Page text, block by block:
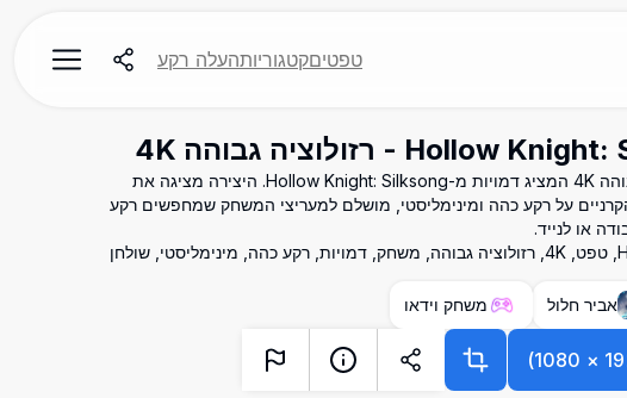
טפטיםקטגוריותהעלה רקע
טפט מרהיב ברזולוציה גבוהה 4K המציג דמויות מ-Hollow Knight: Silksong. היצירה מציגה את
הקרניים על רקע כהה ומינימליסטי, מושלם למעריצי המשחק שמחפשים רקע
או לנייד.
Hollow Knight, Silksong, טפט, 4K, רזולוציה גבוהה, משחק, דמויות, רקע כהה, מינימליסטי, שולחן
אביר חלול משחק וידאו
×
1080
)